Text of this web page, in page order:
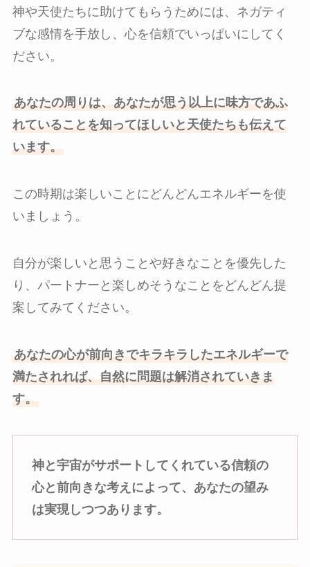
神や天使たちに助けてもらうためには、ネガティ
ブな感情を手放し、心を信頼でいっぱいにしてく
ださい。
あなたの周りは、あなたが思う以上に味方であふ
れていることを知ってほしいと天使たちも伝えて
います。
この時期は楽しいことにどんどんエネルギーを使
いましょう。
自分が楽しいと思うことや好きなことを優先した
り、パートナーと楽しめそうなことをどんどん提
案してみてください。
あなたの心が前向きでキラキラしたエネルギーで
満たされれば、自然に問題は解消されていきま
す。
神と宇宙がサポートしてくれている信頼の
心と前向きな考えによって、あなたの望み
は実現しつつあります。